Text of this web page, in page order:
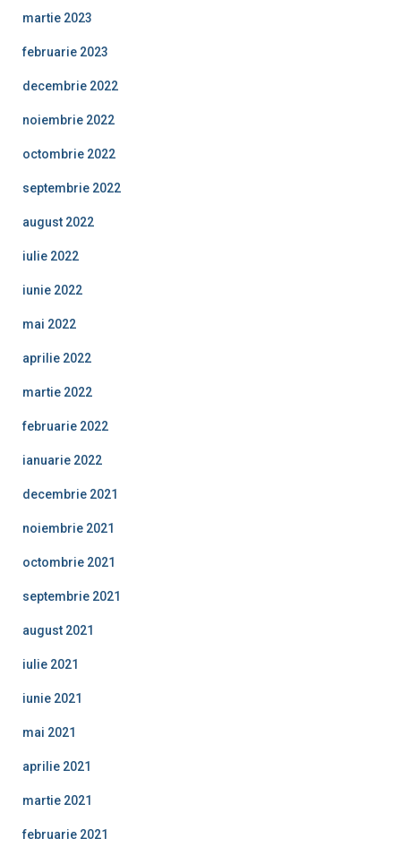
martie 2023
februarie 2023
decembrie 2022
noiembrie 2022
octombrie 2022
septembrie 2022
august 2022
iulie 2022
iunie 2022
mai 2022
aprilie 2022
martie 2022
februarie 2022
ianuarie 2022
decembrie 2021
noiembrie 2021
octombrie 2021
septembrie 2021
august 2021
iulie 2021
iunie 2021
mai 2021
aprilie 2021
martie 2021
februarie 2021